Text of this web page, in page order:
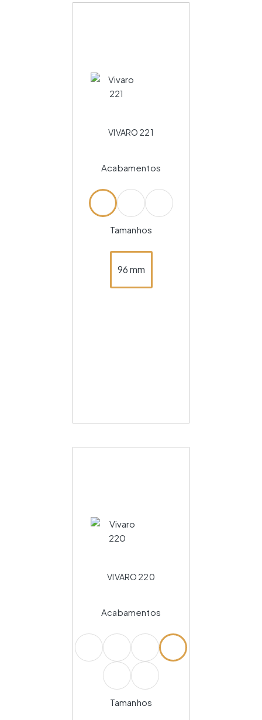
VIVARO 221
Acabamentos
Tamanhos
96 mm
VIVARO 220
Acabamentos
Tamanhos